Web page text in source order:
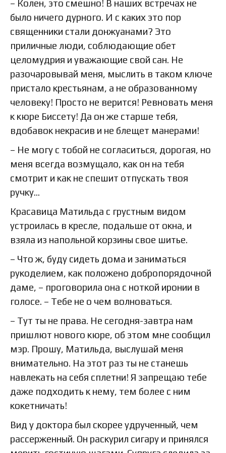
– Колен, это смешно! В наших встречах не
было ничего дурного. И с каких это пор
священники стали донжуанами? Это
приличные люди, соблюдающие обет
целомудрия и уважающие свой сан. Не
разочаровывай меня, мыслить в таком ключе
пристало крестьянам, а не образованному
человеку! Просто не верится! Ревновать меня
к кюре Биссету! Да он же старше тебя,
вдобавок некрасив и не блещет манерами!
– Не могу с тобой не согласиться, дорогая, но
меня всегда возмущало, как он на тебя
смотрит и как не спешит отпускать твоя
ручку…
Красавица Матильда с грустным видом
устроилась в кресле, подальше от окна, и
взяла из напольной корзины свое шитье.
– Что ж, буду сидеть дома и заниматься
рукоделием, как положено добропорядочной
даме, – проговорила она с ноткой иронии в
голосе. – Тебе не о чем волноваться.
– Тут ты не права. Не сегодня-завтра нам
пришлют нового кюре, об этом мне сообщил
мэр. Прошу, Матильда, выслушай меня
внимательно. На этот раз ты не станешь
навлекать на себя сплетни! Я запрещаю тебе
даже подходить к нему, тем более с ним
кокетничать!
Вид у доктора был скорее удрученный, чем
рассерженный. Он раскурил сигару и принялся